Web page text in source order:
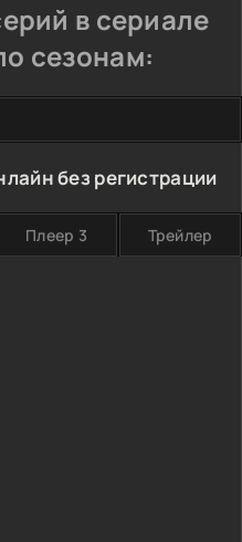
в сериале
сезонам:
без регистрации
Плеер 3 Трейлер